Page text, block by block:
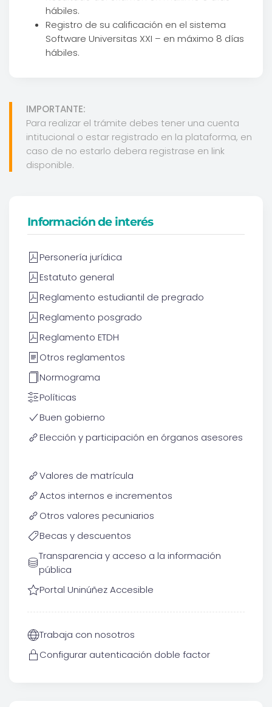
hábiles.
Registro de su calificación en el sistema
Software Universitas XXI – en máximo 8 días
hábiles.
IMPORTANTE:
Para realizar el trámite debes tener una cuenta
intitucional o estar registrado en la plataforma, en
caso de no estarlo debera registrase en link
disponible.
Información de interés
Personería jurídica
Estatuto general
Reglamento estudiantil de pregrado
Reglamento posgrado
Reglamento ETDH
Otros reglamentos
Normograma
Políticas
Buen gobierno
Elección y participación en órganos asesores
Valores de matrícula
Actos internos e incrementos
Otros valores pecuniarios
Becas y descuentos
Transparencia y acceso a la información
pública
Portal Uninúñez Accesible
Trabaja con nosotros
Configurar autenticación doble factor